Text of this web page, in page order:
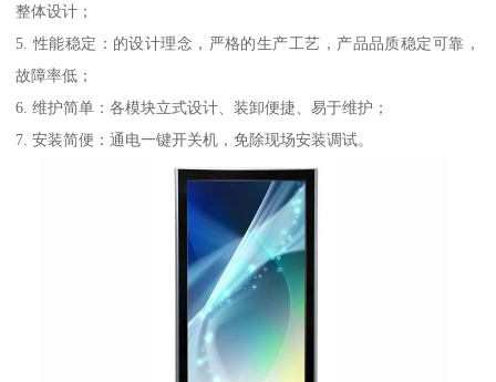
整体设计；
5. 性能稳定：的设计理念，严格的生产工艺，产品品质稳定可靠，
故障率低；
6. 维护简单：各模块立式设计、装卸便捷、易于维护；
7. 安装简便：通电一键开关机，免除现场安装调试。